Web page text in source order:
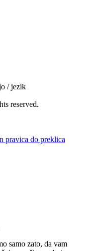
/ jezik
reserved.
pravica do preklica
samo zato, da vam